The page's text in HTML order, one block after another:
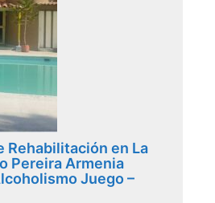
Rehabilitación en La
Pereira Armenia
Juego –